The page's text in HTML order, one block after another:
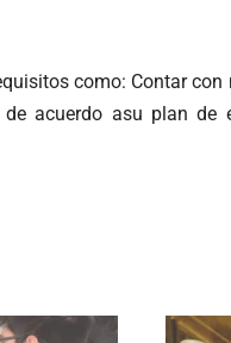
como: Contar
acuerdo asu plan